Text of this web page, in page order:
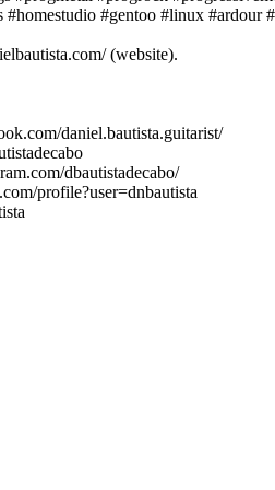
#homestudio #gentoo #linux #ardour
(website).
daniel.bautista.guitarist/
dbautistadecabo/
profile?user=dnbautista